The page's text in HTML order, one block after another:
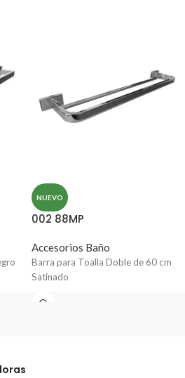
NUEVO
002 88MP
Accesorios Baño
Barra para Toalla Doble de 60 cm
Satinado